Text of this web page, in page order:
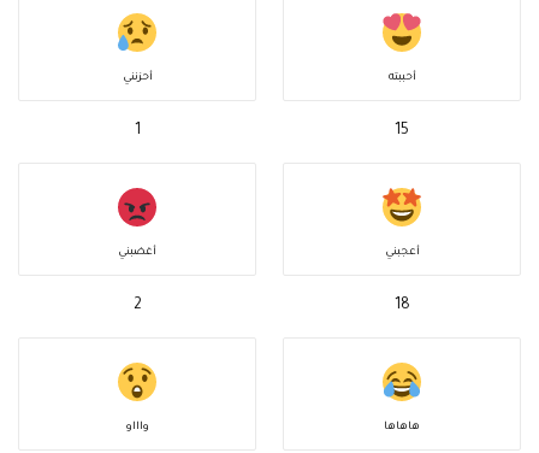
أحببته
15
أحزنني
1
أعجبني
18
أغضبني
2
هاهاها واااو